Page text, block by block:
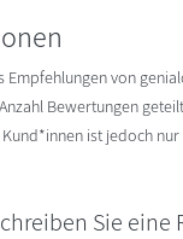
Empfehlungen von
Bewertungen
ist jedoch
Sie eine